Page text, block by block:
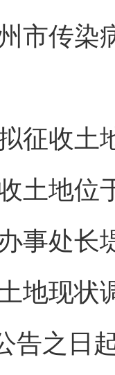
市传染
收土地
地位于
事处长
现状
之日起